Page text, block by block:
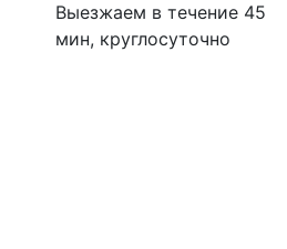
Выезжаем в течение 45
мин, круглосуточно